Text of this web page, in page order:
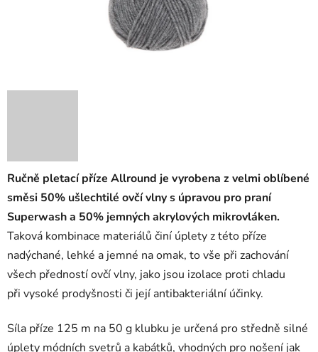
Ručně pletací příze Allround je vyrobena z velmi oblíbené
směsi 50% ušlechtilé ovčí vlny s úpravou pro praní
Superwash a 50% jemných akrylových mikrovláken.
Taková kombinace materiálů činí úplety z této příze
nadýchané, lehké a jemné na omak, to vše při zachování
všech předností ovčí vlny, jako jsou izolace proti chladu
při vysoké prodyšnosti či její antibakteriální účinky.
Síla příze 125 m na 50 g klubku je určená pro středně silné
úplety módních svetrů a kabátků, vhodných pro nošení jak